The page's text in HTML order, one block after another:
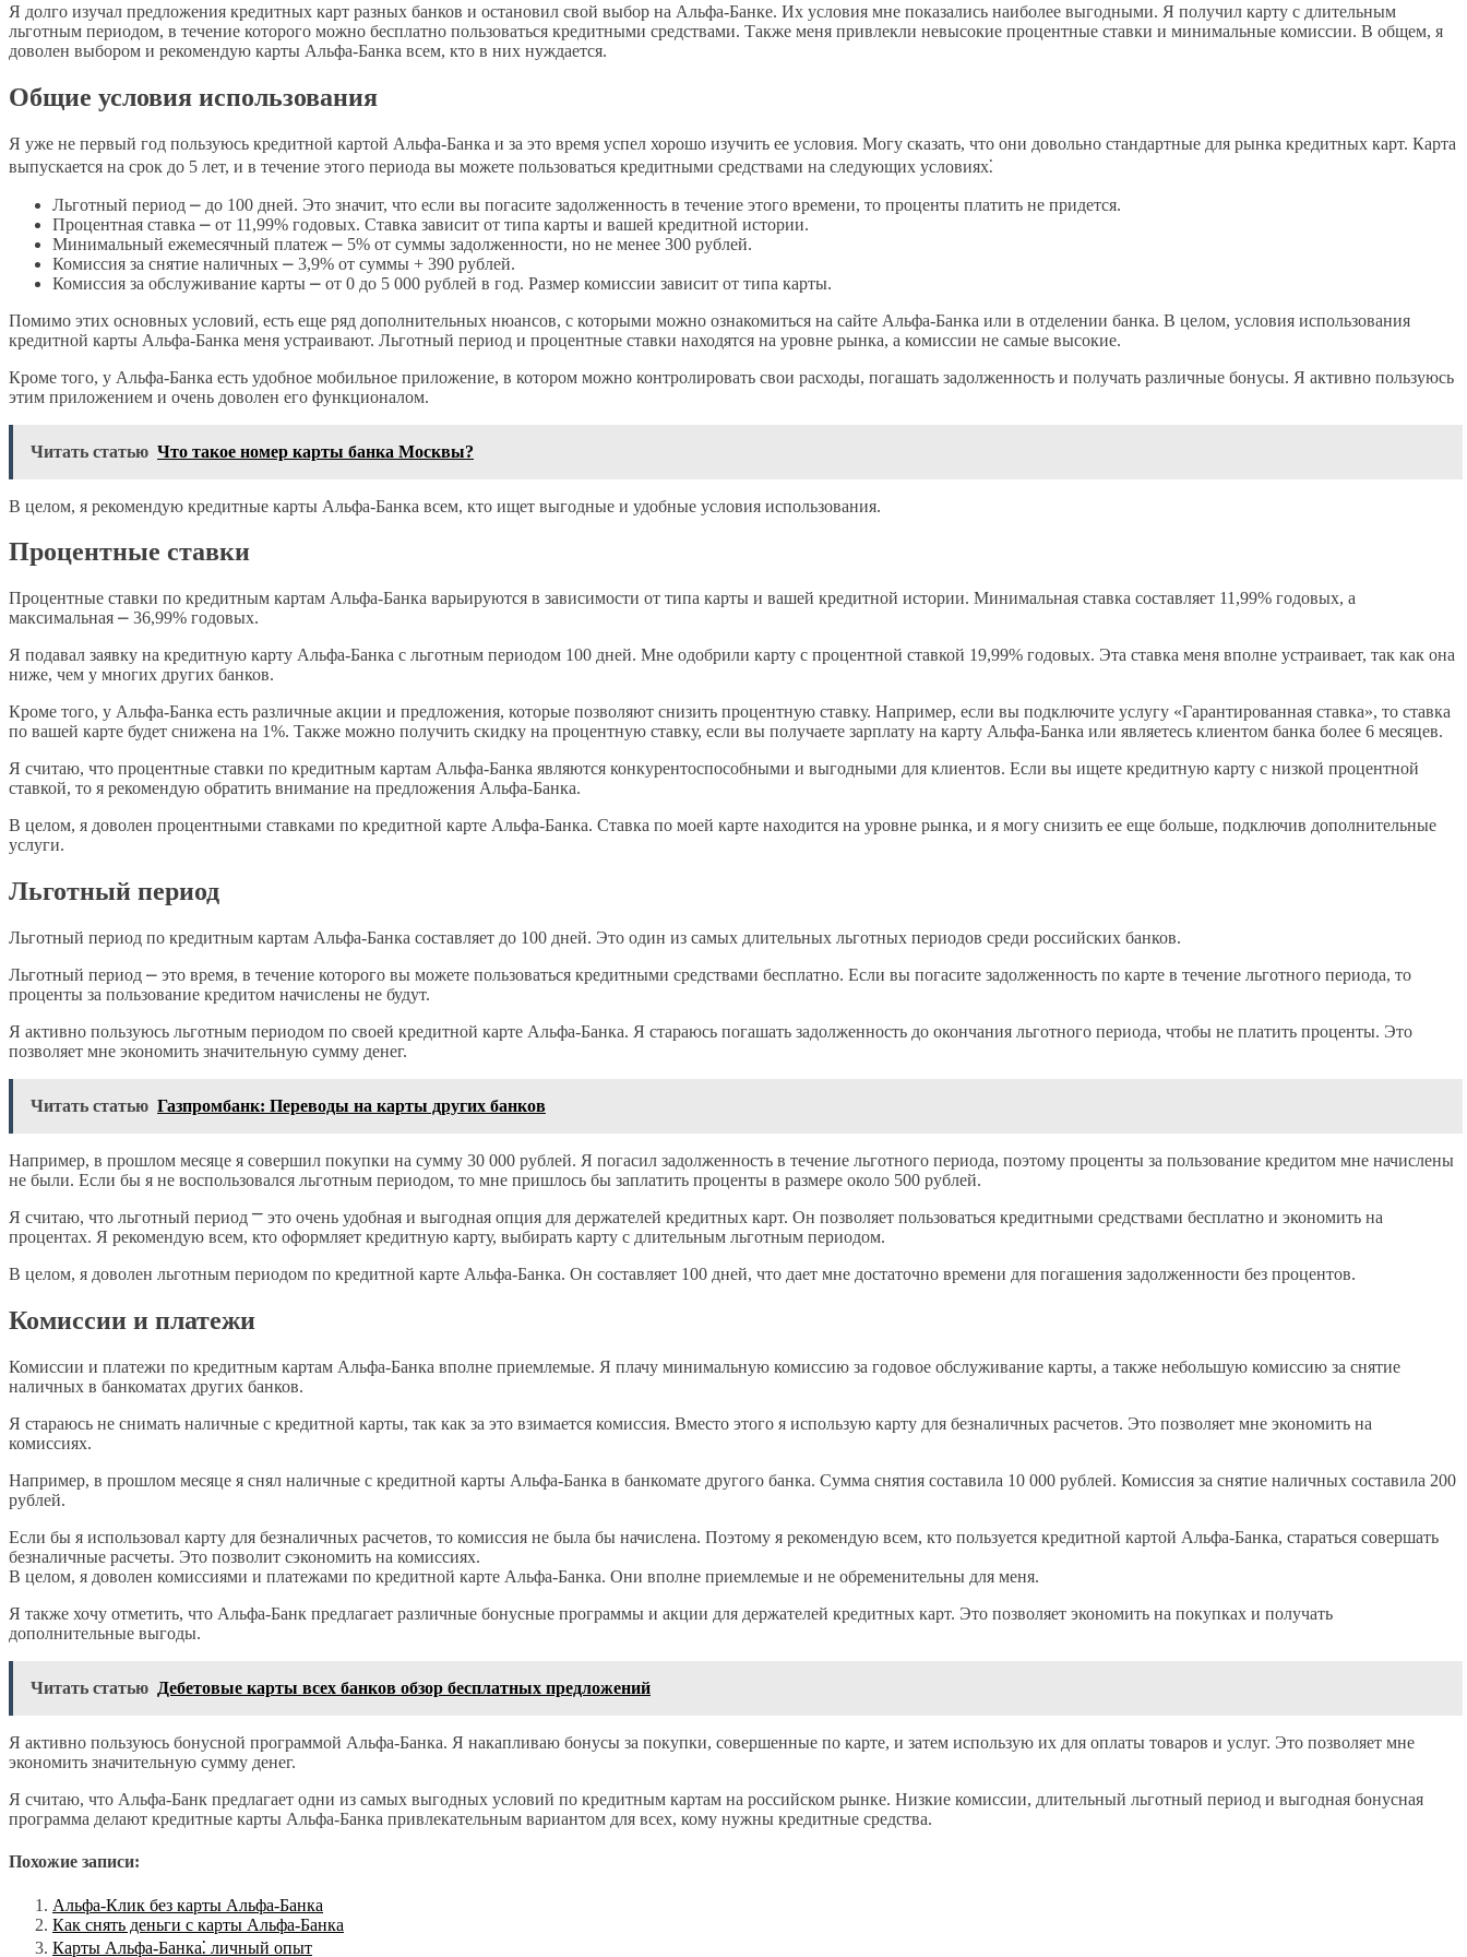
Я долго изучал предложения кредитных карт разных банков и остановил свой выбор на Альфа-Банке. Их условия мне показались наиболее выгодными. Я получил карту с длительным
льготным периодом, в течение которого можно бесплатно пользоваться кредитными средствами. Также меня привлекли невысокие процентные ставки и минимальные комиссии. В общем, я
доволен выбором и рекомендую карты Альфа-Банка всем, кто в них нуждается.
Общие условия использования
Я уже не первый год пользуюсь кредитной картой Альфа-Банка и за это время успел хорошо изучить ее условия. Могу сказать, что они довольно стандартные для рынка кредитных карт. Карта
выпускается на срок до 5 лет, и в течение этого периода вы можете пользоваться кредитными средствами на следующих условиях⁚
Льготный период ⎼ до 100 дней. Это значит, что если вы погасите задолженность в течение этого времени, то проценты платить не придется.
Процентная ставка ⎼ от 11,99% годовых. Ставка зависит от типа карты и вашей кредитной истории.
Минимальный ежемесячный платеж ⎼ 5% от суммы задолженности, но не менее 300 рублей.
Комиссия за снятие наличных ⎼ 3,9% от суммы + 390 рублей.
Комиссия за обслуживание карты ⎼ от 0 до 5 000 рублей в год. Размер комиссии зависит от типа карты.
Помимо этих основных условий, есть еще ряд дополнительных нюансов, с которыми можно ознакомиться на сайте Альфа-Банка или в отделении банка. В целом, условия использования
кредитной карты Альфа-Банка меня устраивают. Льготный период и процентные ставки находятся на уровне рынка, а комиссии не самые высокие.
Кроме того, у Альфа-Банка есть удобное мобильное приложение, в котором можно контролировать свои расходы, погашать задолженность и получать различные бонусы. Я активно пользуюсь
этим приложением и очень доволен его функционалом.
Читать статью Что такое номер карты банка Москвы?
В целом, я рекомендую кредитные карты Альфа-Банка всем, кто ищет выгодные и удобные условия использования.
Процентные ставки
Процентные ставки по кредитным картам Альфа-Банка варьируются в зависимости от типа карты и вашей кредитной истории. Минимальная ставка составляет 11,99% годовых, а
максимальная ⎼ 36,99% годовых.
Я подавал заявку на кредитную карту Альфа-Банка с льготным периодом 100 дней. Мне одобрили карту с процентной ставкой 19,99% годовых. Эта ставка меня вполне устраивает, так как она
ниже, чем у многих других банков.
Кроме того, у Альфа-Банка есть различные акции и предложения, которые позволяют снизить процентную ставку. Например, если вы подключите услугу «Гарантированная ставка», то ставка
по вашей карте будет снижена на 1%. Также можно получить скидку на процентную ставку, если вы получаете зарплату на карту Альфа-Банка или являетесь клиентом банка более 6 месяцев.
Я считаю, что процентные ставки по кредитным картам Альфа-Банка являются конкурентоспособными и выгодными для клиентов. Если вы ищете кредитную карту с низкой процентной
ставкой, то я рекомендую обратить внимание на предложения Альфа-Банка.
В целом, я доволен процентными ставками по кредитной карте Альфа-Банка. Ставка по моей карте находится на уровне рынка, и я могу снизить ее еще больше, подключив дополнительные
услуги.
Льготный период
Льготный период по кредитным картам Альфа-Банка составляет до 100 дней. Это один из самых длительных льготных периодов среди российских банков.
Льготный период ⎼ это время, в течение которого вы можете пользоваться кредитными средствами бесплатно. Если вы погасите задолженность по карте в течение льготного периода, то
проценты за пользование кредитом начислены не будут.
Я активно пользуюсь льготным периодом по своей кредитной карте Альфа-Банка. Я стараюсь погашать задолженность до окончания льготного периода, чтобы не платить проценты. Это
позволяет мне экономить значительную сумму денег.
Читать статью Газпромбанк: Переводы на карты других банков
Например, в прошлом месяце я совершил покупки на сумму 30 000 рублей. Я погасил задолженность в течение льготного периода, поэтому проценты за пользование кредитом мне начислены
не были. Если бы я не воспользовался льготным периодом, то мне пришлось бы заплатить проценты в размере около 500 рублей.
Я считаю, что льготный период ⎻ это очень удобная и выгодная опция для держателей кредитных карт. Он позволяет пользоваться кредитными средствами бесплатно и экономить на
процентах. Я рекомендую всем, кто оформляет кредитную карту, выбирать карту с длительным льготным периодом.
В целом, я доволен льготным периодом по кредитной карте Альфа-Банка. Он составляет 100 дней, что дает мне достаточно времени для погашения задолженности без процентов.
Комиссии и платежи
Комиссии и платежи по кредитным картам Альфа-Банка вполне приемлемые. Я плачу минимальную комиссию за годовое обслуживание карты, а также небольшую комиссию за снятие
наличных в банкоматах других банков.
Я стараюсь не снимать наличные с кредитной карты, так как за это взимается комиссия. Вместо этого я использую карту для безналичных расчетов. Это позволяет мне экономить на
комиссиях.
Например, в прошлом месяце я снял наличные с кредитной карты Альфа-Банка в банкомате другого банка. Сумма снятия составила 10 000 рублей. Комиссия за снятие наличных составила 200
рублей.
Если бы я использовал карту для безналичных расчетов, то комиссия не была бы начислена. Поэтому я рекомендую всем, кто пользуется кредитной картой Альфа-Банка, стараться совершать
безналичные расчеты. Это позволит сэкономить на комиссиях.
В целом, я доволен комиссиями и платежами по кредитной карте Альфа-Банка. Они вполне приемлемые и не обременительны для меня.
Я также хочу отметить, что Альфа-Банк предлагает различные бонусные программы и акции для держателей кредитных карт. Это позволяет экономить на покупках и получать
дополнительные выгоды.
Читать статью Дебетовые карты всех банков обзор бесплатных предложений
Я активно пользуюсь бонусной программой Альфа-Банка. Я накапливаю бонусы за покупки, совершенные по карте, и затем использую их для оплаты товаров и услуг. Это позволяет мне
экономить значительную сумму денег.
Я считаю, что Альфа-Банк предлагает одни из самых выгодных условий по кредитным картам на российском рынке. Низкие комиссии, длительный льготный период и выгодная бонусная
программа делают кредитные карты Альфа-Банка привлекательным вариантом для всех, кому нужны кредитные средства.
Похожие записи:
Альфа-Клик без карты Альфа-Банка
Как снять деньги с карты Альфа-Банка
Карты Альфа-Банка⁚ личный опыт